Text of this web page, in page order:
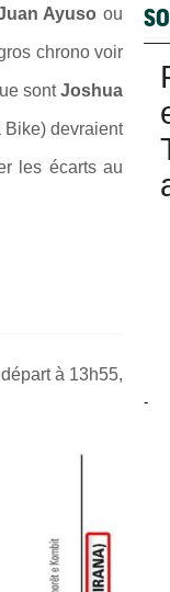
Ayuso ou
chrono voir
sontJoshua
Bike) devraient
les écarts au
à 13h55,
-